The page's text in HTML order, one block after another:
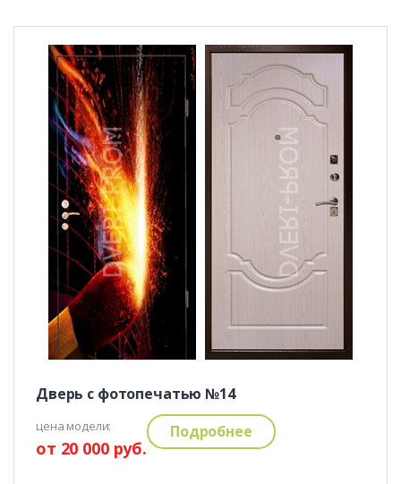
Дверь с фотопечатью №14
цена модели:
от 20 000 руб.
Подробнее